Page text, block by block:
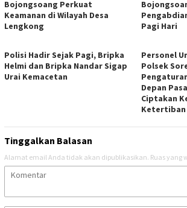
Bojongsoang Perkuat
Keamanan di Wilayah Desa
Lengkong
Pagi Hari
Polisi Hadir Sejak Pagi, Bripka
Helmi dan Bripka Nandar Sigap
Urai Kemacetan
Personel
Polsek
Depan
Ciptakan
Ketertiban
Tinggalkan Balasan
Alamat email Anda tidak akan dipublikasikan. Ruas yang